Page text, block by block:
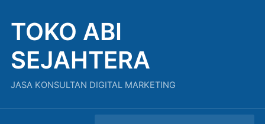
TOKO ABI
SEJAHTERA
JASA KONSULTAN DIGITAL MARKETING